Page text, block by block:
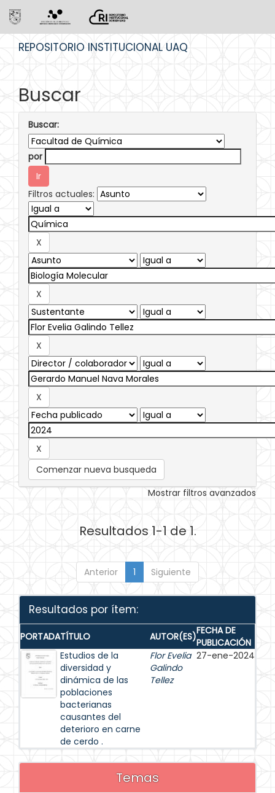
REPOSITORIO INSTITUCIONAL UAQ
Buscar
Buscar:
por
Filtros actuales:
Comenzar nueva busqueda
Mostrar filtros avanzados
Resultados 1-1 de 1.
Anterior 1 Siguiente
Resultados por ítem:
PORTADATÍTULO AUTOR(ES)FECHA DE
PUBLICACIÓN
Estudios de la
diversidad y
dinámica de las
poblaciones
bacterianas
causantes del
deterioro en carne
de cerdo .
Flor Evelia
Galindo
Tellez
27-ene-2024
Temas